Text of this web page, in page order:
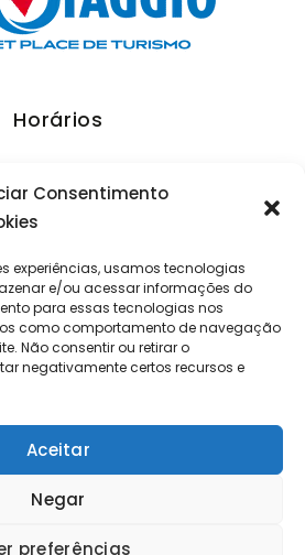
Consentimento
experiências, usamos tecnologias
e/ou acessar informações do
para essas tecnologias nos
como comportamento de navegação
Não consentir ou retirar o
negativamente certos recursos e
Aceitar
Negar
preferências
Horários
09:30 – 13:00
e Feriados: fechado
|Política de Cookies (BR)
Elettra Editora2012-2026©
visitantes estrangeiros